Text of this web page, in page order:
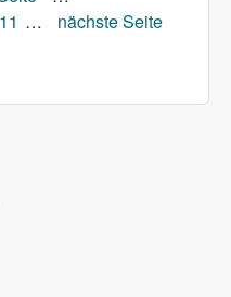
11 …
nächste Seite